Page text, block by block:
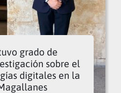
grado de
sobre el
digitales en la